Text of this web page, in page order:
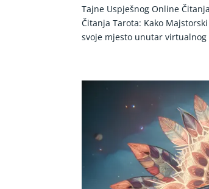
Tajne Uspješnog Online
Čitanja Tarota: Kako
svoje mjesto unutar virtualnog